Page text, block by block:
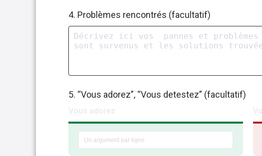
4. Problèmes rencontrés (facultatif)
5. “Vous adorez”, “Vous detestez” (facultatif)